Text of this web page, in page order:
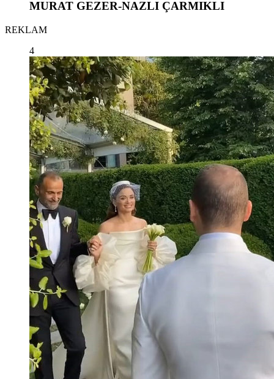
MURAT GEZER-NAZLI ÇARMIKLI
REKLAM
4